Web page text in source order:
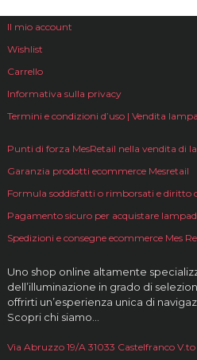
Il mio account
Wishlist
Carrello
Informativa sulla privacy
Termini e condizioni d’uso | Vendita
Punti di forza MesRetail nella vendita di
Garanzia prodotti ecommerce Mesretail
Formula soddisfatti o rimborsati e diritto
Pagamento sicuro per acquistare
Spedizioni e consegne ecommerce Mes
Uno shop online altamente
dell’illuminazione in grado di
offrirti un’esperienza unica di
Scopri chi siamo…
Via Abruzzo 19/A 31033 Castelfranco V.to